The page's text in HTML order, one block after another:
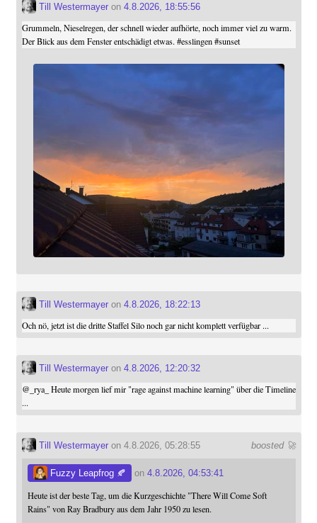
Till Westermayeron 4.8.2026, 18:55:56
Grummeln, Nieselregen, der schnell wieder aufhörte, noch immer viel zu warm.
Der Blick aus dem Fenster entschädigt etwas. #esslingen #sunset
Till Westermayeron 4.8.2026, 18:22:13
Och nö, jetzt ist die dritte Staffel Silo noch gar nicht komplett verfügbar ...
Till Westermayeron 4.8.2026, 12:20:32
@ _rya_ Heute morgen lief mir "rage against machine learning" über die Timeline
...
boosted 🚀
Till Westermayeron 4.8.2026, 05:28:55
Fuzzy Leapfrog 🍂 on 4.8.2026, 04:53:41
Heute ist der beste Tag, um die Kurzgeschichte "There Will Come Soft
Rains" von Ray Bradbury aus dem Jahr 1950 zu lesen.